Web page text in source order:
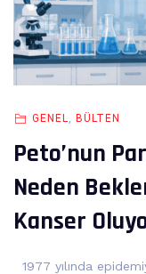
GENEL BÜLTEN
Peto’nun
Neden
Kanser
1977 yılında